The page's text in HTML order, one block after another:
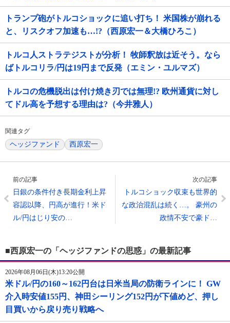
トランプ砲がトルコショックに追い打ち！ 米国株が崩れる
と、リスクオフ加速も…!?（西原宏一＆大橋ひろこ）
トルコ人ストラテジストが分析！ 牧師釈放は近そう。なら
ばトルコリラ/円は19円まで反発（エミン・ユルマズ）
トルコの危機脱出は付け焼き刃では無理!? 欧州通貨に対し
てドル高を予想する理由は?（今井雅人）
関連タグ
ヘッジファンド 西原宏一
前の記事
日銀の条件付き長期金利上昇
容認以降、円高が進行！米ド
ル/円はじり安の…
次の記事
トルコショック収束も世界的
な政治混乱は続く…。 豪州の
政情不安で豪ド…
■西原宏一の「ヘッジファンドの思惑」の最新記事
2026年08月06日(木)13:20公開
米ドル/円の160～162円台は日米当局の防衛ラインに！ GW
介入時安値155円、神田シーリング152円が下値めど、押し
目買いから戻り売り戦略へ